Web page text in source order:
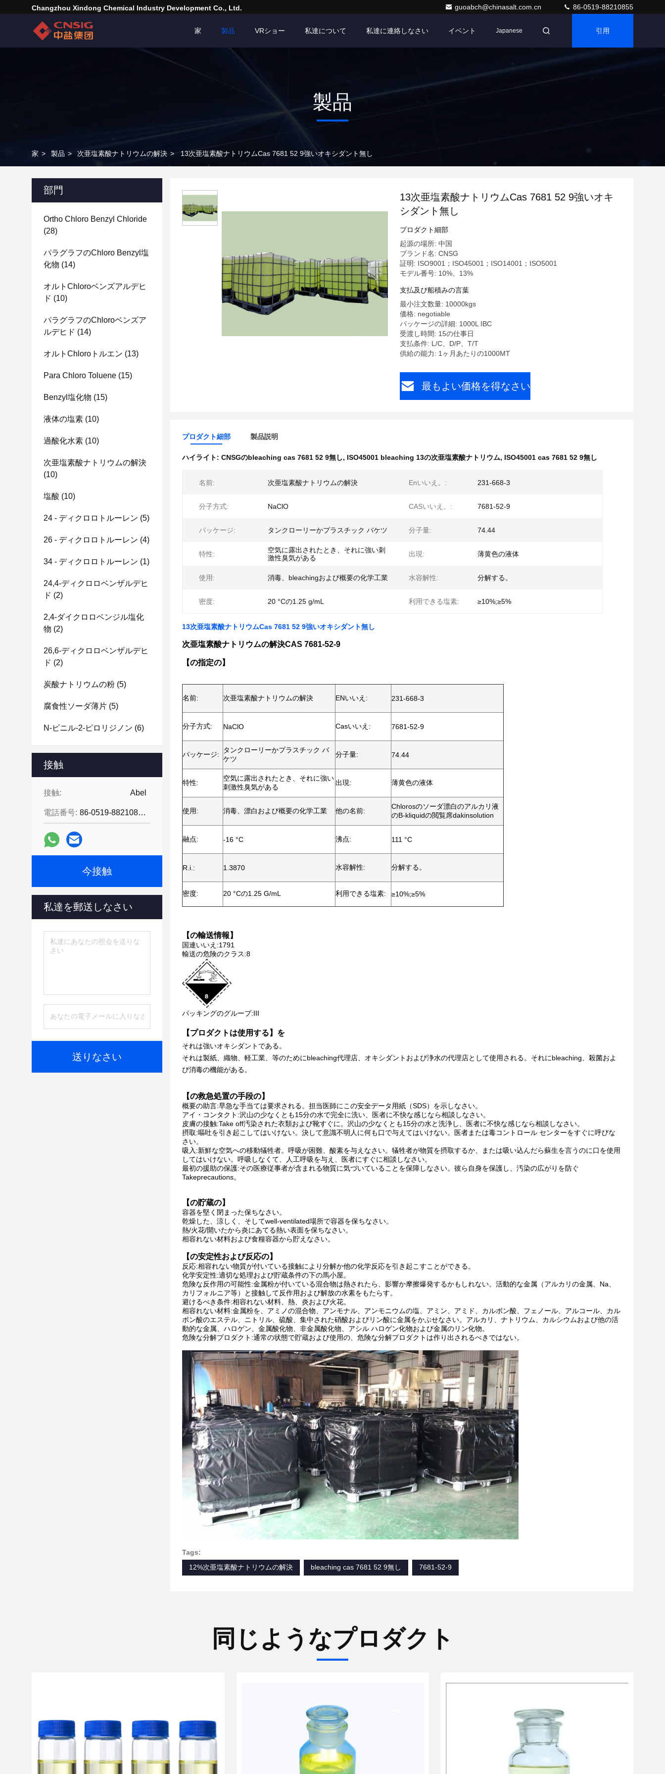
Changzhou Xindong Chemical Industry Development Co., Ltd. guoabch@chinasalt.com.cn 86-0519-88210855
家 製品 VRショー 私達について 私達に連絡しなさい イベント Japanese 引用
製品
家 > 製品 > 次亜塩素酸ナトリウムの解決 > 13次亜塩素酸ナトリウムCas 7681 52 9強いオキシダント無し
部門
Ortho Chloro Benzyl Chloride
(28)
パラグラフのChloro Benzyl塩
化物 (14)
オルトChloroベンズアルデヒ
ド (10)
パラグラフのChloroベンズア
ルデヒド (14)
オルトChloroトルエン (13)
Para Chloro Toluene (15)
Benzyl塩化物 (15)
液体の塩素 (10)
過酸化水素 (10)
次亜塩素酸ナトリウムの解決
(10)
塩酸 (10)
24 - ディクロロトルーレン (5)
26 - ディクロロトルーレン (4)
34 - ディクロロトルーレン (1)
24,4-ディクロロベンザルデヒ
ド (2)
2,4-ダイクロロベンジル塩化
物 (2)
26,6-ディクロロベンザルデヒ
ド (2)
炭酸ナトリウムの粉 (5)
腐食性ソーダ薄片 (5)
N-ビニル-2-ピロリジノン (6)
接触
接触: Abel
電話番号: 86-0519-88210855
今接触
私達を郵送しなさい
送りなさい
13次亜塩素酸ナトリウムCas 7681 52 9強いオキ
シダント無し
プロダクト細部
起源の場所: 中国
ブランド名: CNSG
証明: ISO9001；ISO45001；ISO14001；ISO5001
モデル番号: 10%、13%
支払及び船積みの言葉
最小注文数量: 10000kgs
価格: negotiable
パッケージの詳細: 1000L IBC
受渡し時間: 15の仕事日
支払条件: L/C、D/P、T/T
供給の能力: 1ヶ月あたりの1000MT
最もよい価格を得なさい
プロダクト細部 製品説明
ハイライト: CNSGのbleaching cas 7681 52 9無し, ISO45001 bleaching 13の次亜塩素酸ナトリウム, ISO45001 cas 7681 52 9無し
名前: 次亜塩素酸ナトリウムの解決 Enいいえ。: 231-668-3
分子方式: NaClO CASいいえ。: 7681-52-9
パッケージ: タンクローリーかプラスチック バケツ 分子量: 74.44
特性:
空気に露出されたとき、それに強い刺
激性臭気がある
出現: 薄黄色の液体
使用: 消毒、bleachingおよび概要の化学工業 水容解性: 分解する。
密度: 20 °Cの1.25 g/mL 利用できる塩素: ≥10%;≥5%
13次亜塩素酸ナトリウムCas 7681 52 9強いオキシダント無し
次亜塩素酸ナトリウムの解決CAS 7681-52-9
【の指定の】
名前: 次亜塩素酸ナトリウムの解決 ENいいえ: 231-668-3
分子方式: NaClO Casいいえ: 7681-52-9
パッケージ:
タンクローリーかプラスチック バ
ケツ
分子量: 74.44
特性:
空気に露出されたとき、それに強い
刺激性臭気がある
出現: 薄黄色の液体
使用: 消毒、漂白および概要の化学工業 他の名前:
Chlorosのソーダ漂白のアルカリ液
のB-kliquidの閲覧席dakinsolution
融点: -16 °C 沸点: 111 °C
R.i.: 1.3870 水容解性: 分解する。
密度: 20 °Cの1.25 G/mL 利用できる塩素: ≥10%;≥5%
【の輸送情報】
国連いいえ:1791
輸送の危険のクラス:8
パッキングのグループ:III
【プロダクトは使用する】を
それは強いオキシダントである。
それは製紙、織物、軽工業、等のためにbleaching代理店、オキシダントおよび浄水の代理店として使用される。それにbleaching、殺菌およ
び消毒の機能がある。
【の救急処置の手段の】
概要の助言:早急な手当ては要求される。担当医師にこの安全データ用紙（SDS）を示しなさい。
アイ・コンタクト:沢山の少なくとも15分の水で完全に洗い、医者に不快な感じなら相談しなさい。
皮膚の接触:Take off汚染された衣類および靴すぐに。沢山の少なくとも15分の水と洗浄し、医者に不快な感じなら相談しなさい。
摂取:嘔吐を引き起こしてはいけない。決して意識不明人に何も口で与えてはいけない。医者または毒コントロール センターをすぐに呼びな
さい。
吸入:新鮮な空気への移動犠牲者。呼吸が困難、酸素を与えなさい。犠牲者が物質を摂取するか、または吸い込んだら蘇生を言うのに口を使用
してはいけない。呼吸しなくて、人工呼吸を与え、医者にすぐに相談しなさい。
最初の援助の保護:その医療従事者が含まれる物質に気づいていることを保障しなさい。彼ら自身を保護し、汚染の広がりを防ぐ
Takeprecautions。
【の貯蔵の】
容器を堅く閉まった保ちなさい。
乾燥した、涼しく、そしてwell-ventilated場所で容器を保ちなさい。
熱/火花/開いたから炎にあてる熱い表面を保ちなさい。
相容れない材料および食糧容器から貯えなさい。
【の安定性および反応の】
反応:相容れない物質が付いている接触により分解か他の化学反応を引き起こすことができる。
化学安定性:適切な処理および貯蔵条件の下の馬小屋。
危険な反作用の可能性:金属粉が付いている混合物は熱されたら、影響か摩擦爆発するかもしれない。活動的な金属（アルカリの金属、Na、
カリフォルニア等）と接触して反作用および解放の水素をもたらす。
避けるべき条件:相容れない材料、熱、炎および火花。
相容れない材料:金属粉を、アミノの混合物、アンモナル、アンモニウムの塩、アミン、アミド、カルボン酸、フェノール、アルコール、カル
ボン酸のエステル、ニトリル、硫酸、集中された硝酸およびリン酸に金属をかぶせなさい。アルカリ、ナトリウム、カルシウムおよび他の活
動的な金属、ハロゲン、金属酸化物、非金属酸化物、アシル ハロゲン化物および金属のリン化物。
危険な分解プロダクト:通常の状態で貯蔵および使用の、危険な分解プロダクトは作り出されるべきではない。
Tags:
12%次亜塩素酸ナトリウムの解決
bleaching cas 7681 52 9無し 7681-52-9
同じようなプロダクト